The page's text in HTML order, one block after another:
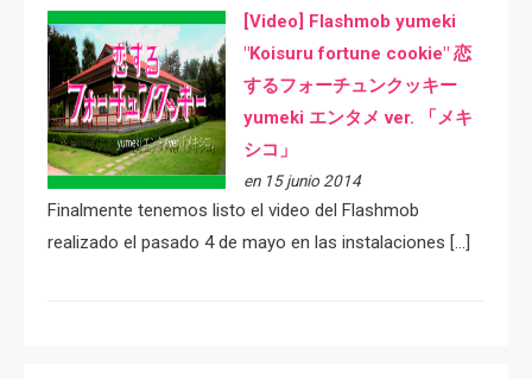
[Video] Flashmob yumeki
"Koisuru fortune cookie" 恋
するフォーチュンクッキー
yumeki エンタメ ver. 「メキ
シコ」
en 15 junio 2014
Finalmente tenemos listo el video del Flashmob
realizado el pasado 4 de mayo en las instalaciones […]